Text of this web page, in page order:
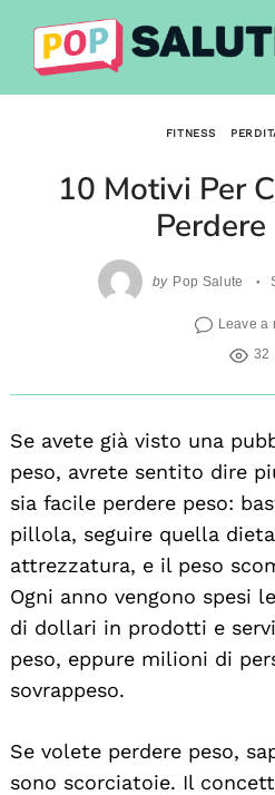
content
FITNESS
10 Motivi Per
Perdere
by Pop Salute
Leave a
32
Se avete già visto una
peso, avrete sentito dire
sia facile perdere peso:
pillola, seguire quella
attrezzatura, e il peso
Ogni anno vengono spesi
di dollari in prodotti e
peso, eppure milioni di
sovrappeso.
Se volete perdere peso,
sono scorciatoie. Il